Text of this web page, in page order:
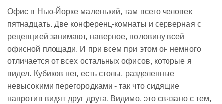
Офис в Нью-Йорке маленький, там всего человек
пятнадцать. Две конференц-комнаты и серверная с
рецепцией занимают, наверное, половину всей
офисной площади. И при всем при этом он немного
отличается от всех остальных офисов, которые я
видел. Кубиков нет, есть столы, разделенные
невысокими перегородками - так что сидящие
напротив видят друг друга. Видимо, это связано с тем,